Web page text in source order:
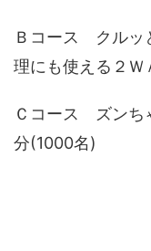
Ｂコース クルッ
理にも使える２
Ｃコース ズンち
分(1000名)